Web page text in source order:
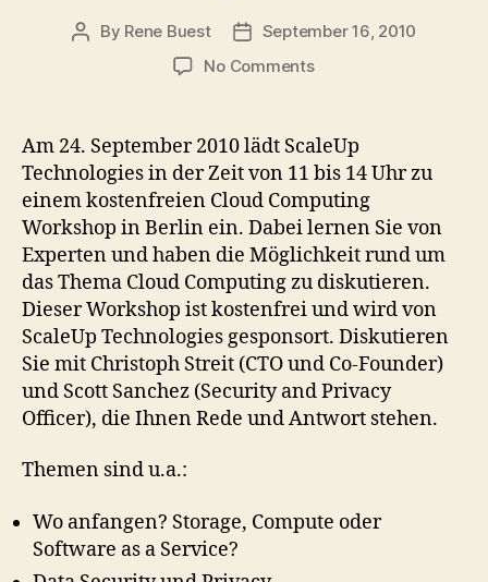
Post
By Rene Buest
PostSeptember 16, 2010
No Commentson
Workshop
von
ScaleUp
Technologies
in
Berlin
Am 24. September 2010 lädt ScaleUp
Technologies in der Zeit von 11 bis 14 Uhr zu
einem kostenfreien Cloud Computing
Workshop in Berlin ein. Dabei lernen Sie von
Experten und haben die Möglichkeit rund um
das Thema Cloud Computing zu diskutieren.
Dieser Workshop ist kostenfrei und wird von
ScaleUp Technologies gesponsort. Diskutieren
Sie mit Christoph Streit (CTO und Co-Founder)
und Scott Sanchez (Security and Privacy
Officer), die Ihnen Rede und Antwort stehen.
Themen sind u.a.:
Wo anfangen? Storage, Compute oder
Software as a Service?